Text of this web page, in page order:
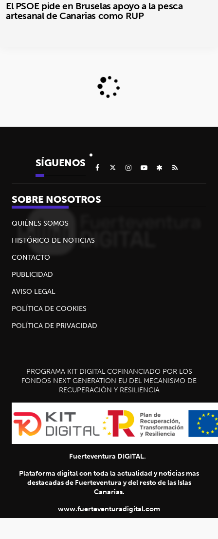
El PSOE pide en Bruselas apoyo a la pesca
artesanal de Canarias como RUP
SIGUIENTE chevron_right
Título
SÍGUENOS
SOBRE NOSOTROS
QUIÉNES SOMOS
HISTÓRICO DE NOTICIAS
CONTACTO
PUBLICIDAD
AVISO LEGAL
POLÍTICA DE COOKIES
POLÍTICA DE PRIVACIDAD
PROGRAMA KIT DIGITAL COFINANCIADO POR LOS
FONDOS NEXT GENERATION EU DEL MECANISMO DE
RECUPERACIÓN Y RESILIENCIA
Fuerteventura DIGITAL.
Plataforma digital con toda la actualidad y noticias mas
destacadas de Fuerteventura y del resto de las Islas
Canarias.
www.fuerteventuradigital.com